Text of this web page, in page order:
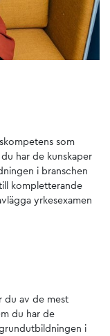
som
har de kunskaper
i branschen
kompletterande
yrkesexamen
du av de mest
du har de
i